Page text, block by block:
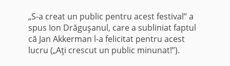
„S-a creat un public pentru acest festival” a
spus Ion Drăguşanul, care a subliniat faptul
că Jan Akkerman l-a felicitat pentru acest
lucru („Aţi crescut un public minunat!”).